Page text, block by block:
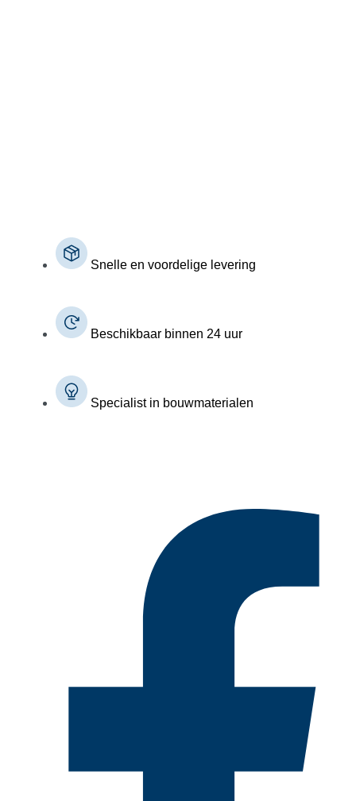
Snelle en voordelige levering
Beschikbaar binnen 24 uur
Specialist in bouwmaterialen